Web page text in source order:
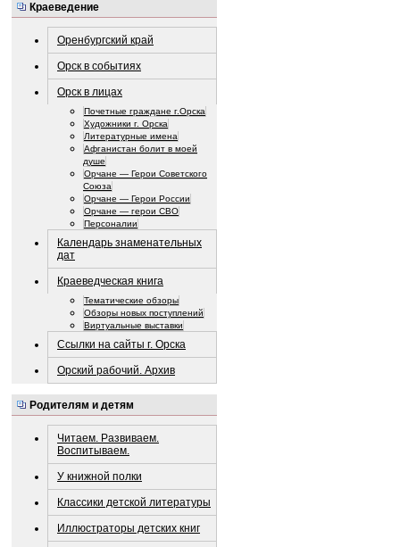
Краеведение
Оренбургский край
Орск в событиях
Орск в лицах
Почетные граждане г.Орска
Художники г. Орска
Литературные имена
Афганистан болит в моей
душе
Орчане — Герои Советского
Союза
Орчане — Герои России
Орчане — герои СВО
Персоналии
Календарь знаменательных
дат
Краеведческая книга
Тематические обзоры
Обзоры новых поступлений
Виртуальные выставки
Ссылки на сайты г. Орска
Орский рабочий. Архив
Родителям и детям
Читаем. Развиваем.
Воспитываем.
У книжной полки
Классики детской литературы
Иллюстраторы детских книг